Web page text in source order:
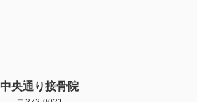
中央通り接骨院